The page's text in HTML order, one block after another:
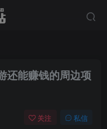
还能赚钱的周边项
关注 私信